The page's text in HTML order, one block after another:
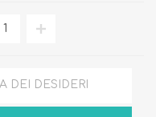
DEI DESIDERI